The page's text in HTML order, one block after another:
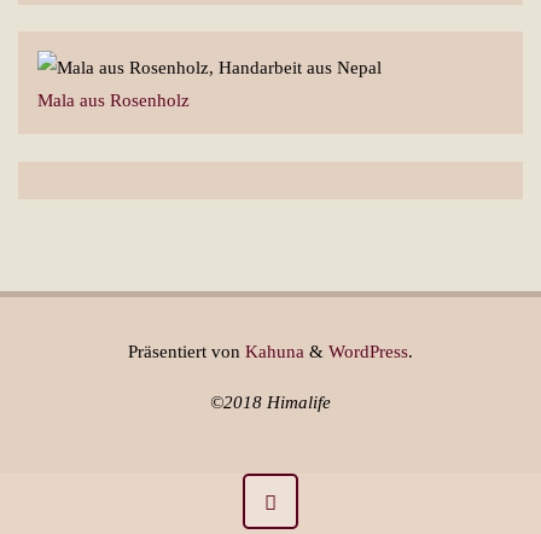
Mala aus Rosenholz
Präsentiert von Kahuna & WordPress.
©2018 Himalife